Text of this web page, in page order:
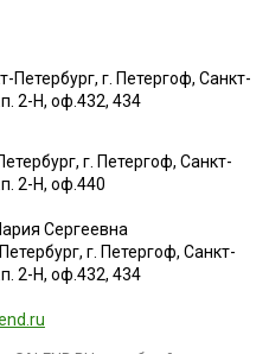
г. Петергоф, Санкт-
2-Н, оф.432, 434
г. Петергоф, Санкт-
2-Н, оф.440
Сергеевна
г. Петергоф, Санкт-
2-Н, оф.432, 434